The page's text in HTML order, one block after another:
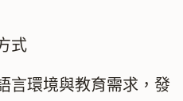
式
環境與教育需求，發